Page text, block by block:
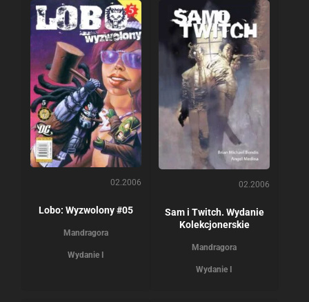
02.2006
Lobo: Wyzwolony #05
Mandragora
Wydanie I
02.2006
Sam i Twitch. Wydanie
Kolekcjonerskie
Mandragora
Wydanie I